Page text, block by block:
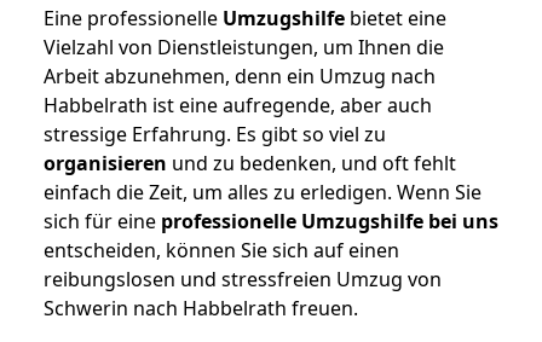
Eine professionelle Umzugshilfe bietet eine
Vielzahl von Dienstleistungen, um Ihnen die
Arbeit abzunehmen, denn ein Umzug nach
Habbelrath ist eine aufregende, aber auch
stressige Erfahrung. Es gibt so viel zu
organisieren und zu bedenken, und oft fehlt
einfach die Zeit, um alles zu erledigen. Wenn Sie
sich für eine professionelle Umzugshilfe bei uns
entscheiden, können Sie sich auf einen
reibungslosen und stressfreien Umzug von
Schwerin nach Habbelrath freuen.